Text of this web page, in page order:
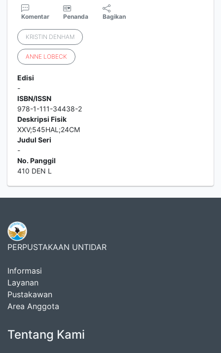
Komentar Penanda Bagikan
KRISTIN DENHAM
ANNE LOBECK
Edisi
-
ISBN/ISSN
978-1-111-34438-2
Deskripsi Fisik
XXV;545HAL;24CM
Judul Seri
-
No. Panggil
410 DEN L
PERPUSTAKAAN UNTIDAR
Informasi
Layanan
Pustakawan
Area Anggota
Tentang Kami